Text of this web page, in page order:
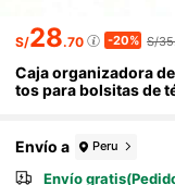
S/28.70 -20% S/
Caja organizadora
tos para bolsitas de
Envío a Peru
Envío